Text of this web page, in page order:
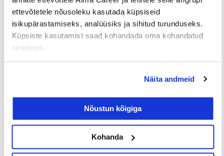
ettevõtetele nõusoleku kasutada küpsiseid
isikupärastamiseks, analüüsiks ja sihitud turunduseks.
Küpsiste kasutamist saad kohandada oma kohandatud
seadetes.
Näita andmeid
Nõustun kõigiga
Kohanda
tööintervjuul ilma tegeliku
vahetuskavatsuseta
23/07/2026